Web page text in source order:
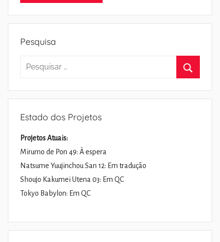
Pesquisa
Pesquisar
Estado dos Projetos
Projetos Atuais:
Mirumo de Pon 49: À espera
Natsume Yuujinchou San 12: Em tradução
Shoujo Kakumei Utena 03: Em QC
Tokyo Babylon: Em QC